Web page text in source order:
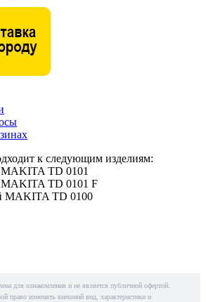
к следующим изделиям:
TD 0101
MAKITA TD 0101 F
MAKITA TD 0100
для ознакомления и не является публичной офертой.
право изменять внешний вид, характеристики и